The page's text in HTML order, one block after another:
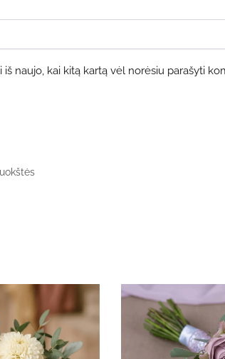
naujo, kai kitą kartą vėl norėsiu parašyti